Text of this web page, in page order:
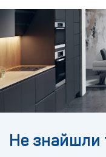
Не знайшли